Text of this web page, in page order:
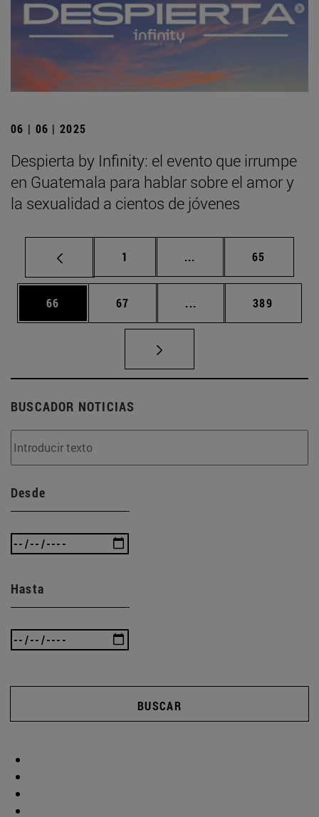
06 | 06 | 2025
Despierta by Infinity: el evento que irrumpe
en Guatemala para hablar sobre el amor y
la sexualidad a cientos de jóvenes
Página
1 ... Páginas intermedias
Página
65
Página
66 Página
67 ... Páginas intermedias
Página
389
BUSCADOR NOTICIAS
Desde
Hasta
BUSCAR